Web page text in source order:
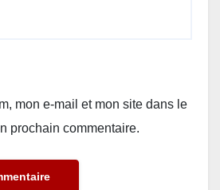
mon e-mail et mon site dans le
prochain commentaire.